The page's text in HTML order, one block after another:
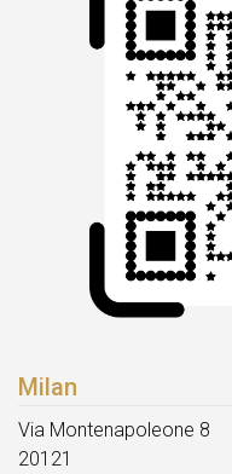
Milan
Via Montenapoleone 8
20121